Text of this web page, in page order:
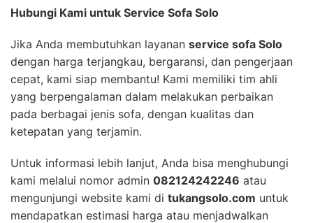
Hubungi Kami untuk Service Sofa Solo
Jika Anda membutuhkan layanan service sofa Solo
dengan harga terjangkau, bergaransi, dan pengerjaan
cepat, kami siap membantu! Kami memiliki tim ahli
yang berpengalaman dalam melakukan perbaikan
pada berbagai jenis sofa, dengan kualitas dan
ketepatan yang terjamin.
Untuk informasi lebih lanjut, Anda bisa menghubungi
kami melalui nomor admin 082124242246 atau
mengunjungi website kami di tukangsolo.com untuk
mendapatkan estimasi harga atau menjadwalkan